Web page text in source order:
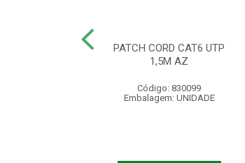
PATCH CORD CAT6 UTP
1,5M AZ
Código: 830099
Embalagem: UNIDADE